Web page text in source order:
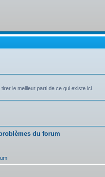
le meilleur parti de ce qui existe ici.
du forum